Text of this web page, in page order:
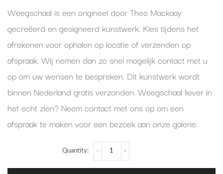
Weegschaal is een origineel door Theo Mackaay
gecreëerd en gesigneerd kunstwerk. Kies tijdens het
afrekenen voor ophalen op locatie of verzenden op
afspraak. Wij nemen dan zo snel mogelijk contact met u
op om uw wensen te bespreken. Dit kunstwerk wordt
binnen Nederland gratis verzonden. Weegschaal liever in
het echt zien? Neem contact met ons op om een
afspraak te maken voor een bezoek aan onze galerie.